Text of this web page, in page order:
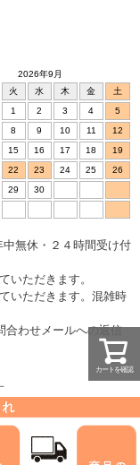
カートを確認
2026年9月
火 水 木 金
土
1
2 3 4
5
8 9 10 11
12
15 16 17 18
19
22 23 24 25
26
29 30
無休・２４時間受け付
いただきます。
いただきます。混雑時
合わせメールへの返信